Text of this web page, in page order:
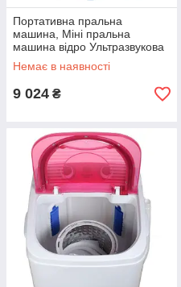
Портативна пральна
машина, Міні пральна
машина відро Ультразвукова
PY-40
Немає в наявності
9 024 ₴